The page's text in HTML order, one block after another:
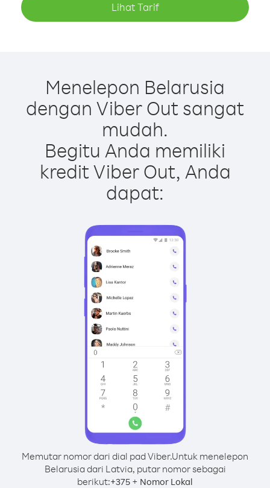
Lihat Tarif
Menelepon Belarusia
dengan Viber Out sangat
mudah.
Begitu Anda memiliki
kredit Viber Out, Anda
dapat:
Memutar nomor dari dial pad Viber.Untuk menelepon
Belarusia dari Latvia, putar nomor sebagai
berikut:+375 + Nomor Lokal